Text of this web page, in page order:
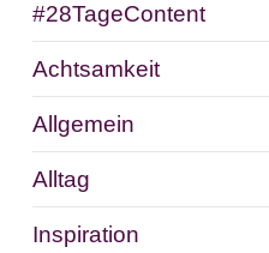
#28TageContent
Achtsamkeit
Allgemein
Alltag
Inspiration